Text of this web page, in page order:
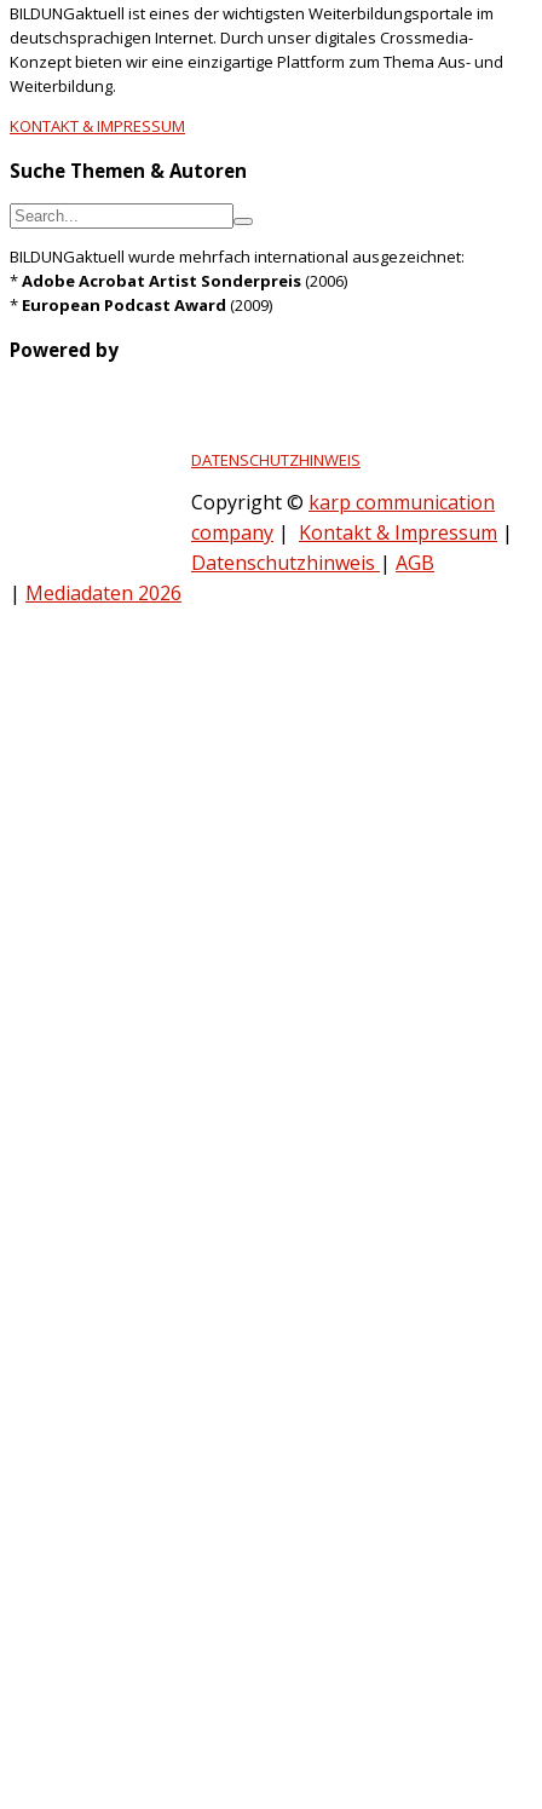
BILDUNGaktuell ist eines der wichtigsten Weiterbildungsportale im
deutschsprachigen Internet. Durch unser digitales Crossmedia-
Konzept bieten wir eine einzigartige Plattform zum Thema Aus- und
Weiterbildung.
KONTAKT & IMPRESSUM
Suche Themen & Autoren
BILDUNGaktuell wurde mehrfach international ausgezeichnet:
*Adobe Acrobat Artist Sonderpreis(2006)
* European Podcast Award (2009)
Powered by
DATENSCHUTZHINWEIS
Copyright © karp communication
company | Kontakt & Impressum |
Datenschutzhinweis | AGB
| Mediadaten 2026